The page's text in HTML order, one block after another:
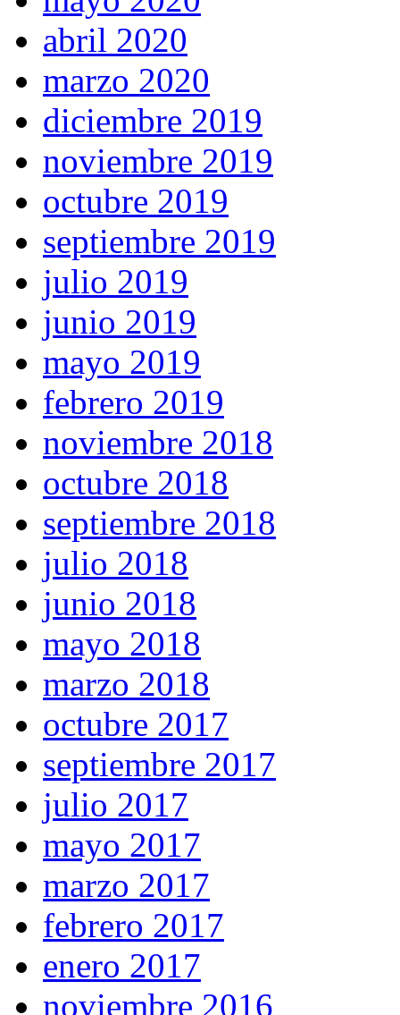
abril 2020
marzo 2020
diciembre 2019
noviembre 2019
octubre 2019
septiembre 2019
julio 2019
junio 2019
mayo 2019
febrero 2019
noviembre 2018
octubre 2018
septiembre 2018
julio 2018
junio 2018
mayo 2018
marzo 2018
octubre 2017
septiembre 2017
julio 2017
mayo 2017
marzo 2017
febrero 2017
enero 2017
noviembre 2016